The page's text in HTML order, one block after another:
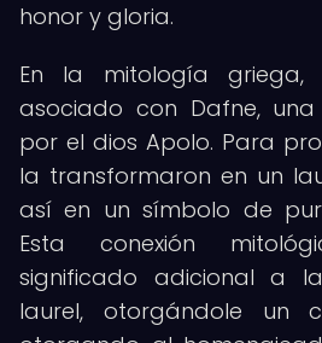
honor y gloria.
En la mitología griega,
asociado con Dafne,
por el dios Apolo. Para
la transformaron en un
así en un símbolo de
Esta conexión
significado adicional a
laurel, otorgándole un